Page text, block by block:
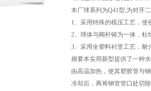
本厂球系列为Q41型,为对开
1、采用特殊的模压工艺，
2、球体与阀杆铸为一体，
3、采用全塑料衬里工艺，耐
摘要本实用新型提供了一种
由高温加热，使其塑胶管与
冷却后，再将钢管管口处切